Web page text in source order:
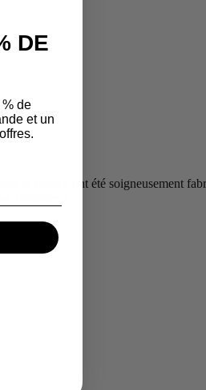
in France ont été soigneusement
DE
de
et un